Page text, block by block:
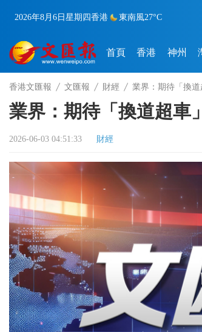
2026年8月6日 星期四香港 東南風27°C
首頁 香港 神州
香港文匯報 文匯報 財經 業界：期待「換
業界：期待「換道超車
2026-06-03 04:51:33 財經